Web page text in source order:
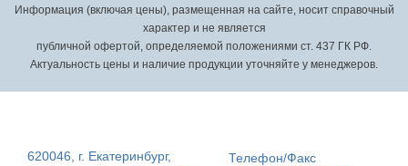
Информация (включая цены), размещенная на сайте, носит справочный
характер и не является
публичной офертой, определяемой положениями ст. 437 ГК РФ.
Актуальность цены и наличие продукции уточняйте у менеджеров.
620046, г. Екатеринбург,
Телефон/Факс